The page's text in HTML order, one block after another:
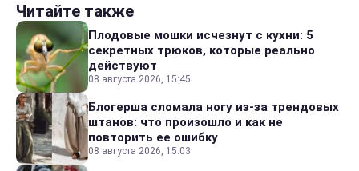
Читайте также
Плодовые мошки исчезнут с кухни: 5
секретных трюков, которые реально
действуют
08 августа 2026, 15:45
Блогерша сломала ногу из-за трендовых
штанов: что произошло и как не
повторить ее ошибку
08 августа 2026, 15:03